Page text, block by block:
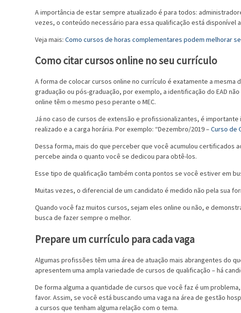
A importância de estar sempre atualizado é para todos:
vezes, o conteúdo necessário para essa qualificação está disponível
Veja mais: Como cursos de horas complementares podem melhorar
Como citar cursos online no seu currículo
A forma de colocar cursos online no currículo é exatamente a mesma
graduação ou pós-graduação, por exemplo, a identificação do EAD
online têm o mesmo peso perante o MEC.
Já no caso de cursos de extensão e profissionalizantes, é
realizado e a carga horária. Por exemplo: “Dezembro/2019 –Curso de
Dessa forma, mais do que perceber que você acumulou certificados
percebe ainda o quanto você se dedicou para obtê-los.
Esse tipo de qualificação também conta pontos se você estiver em
Muitas vezes, o diferencial de um candidato é medido não pela sua
Quando você faz muitos cursos, sejam eles online ou não, e
busca de fazer sempre o melhor.
Prepare um currículo para cada vaga
Algumas profissões têm uma área de atuação mais abrangentes do
apresentem uma ampla variedade de cursos de qualificação – há
De forma alguma a quantidade de cursos que você faz é um
favor. Assim, se você está buscando uma vaga na área de gestão
a cursos que tenham alguma relação com o tema.